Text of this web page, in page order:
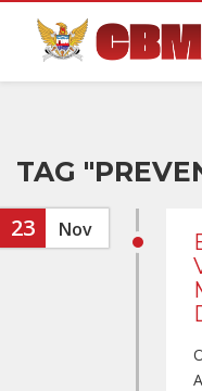
TAG
23 Nov